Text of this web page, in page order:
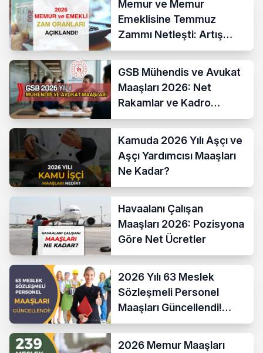
Memur ve Memur
Emeklisine Temmuz
Zammı Netleşti: Artış
Yüzde 13,52 Oldu
GSB Mühendis ve Avukat
Maaşları 2026: Net
Rakamlar ve Kadro
Karşılaştırması
Kamuda 2026 Yılı Aşçı ve
Aşçı Yardımcısı Maaşları
Ne Kadar?
Havaalanı Çalışan
Maaşları 2026: Pozisyona
Göre Net Ücretler
2026 Yılı 63 Meslek
Sözleşmeli Personel
Maaşları Güncellendi!
Hesaplama Formülü ve
2026 Memur Maaşları